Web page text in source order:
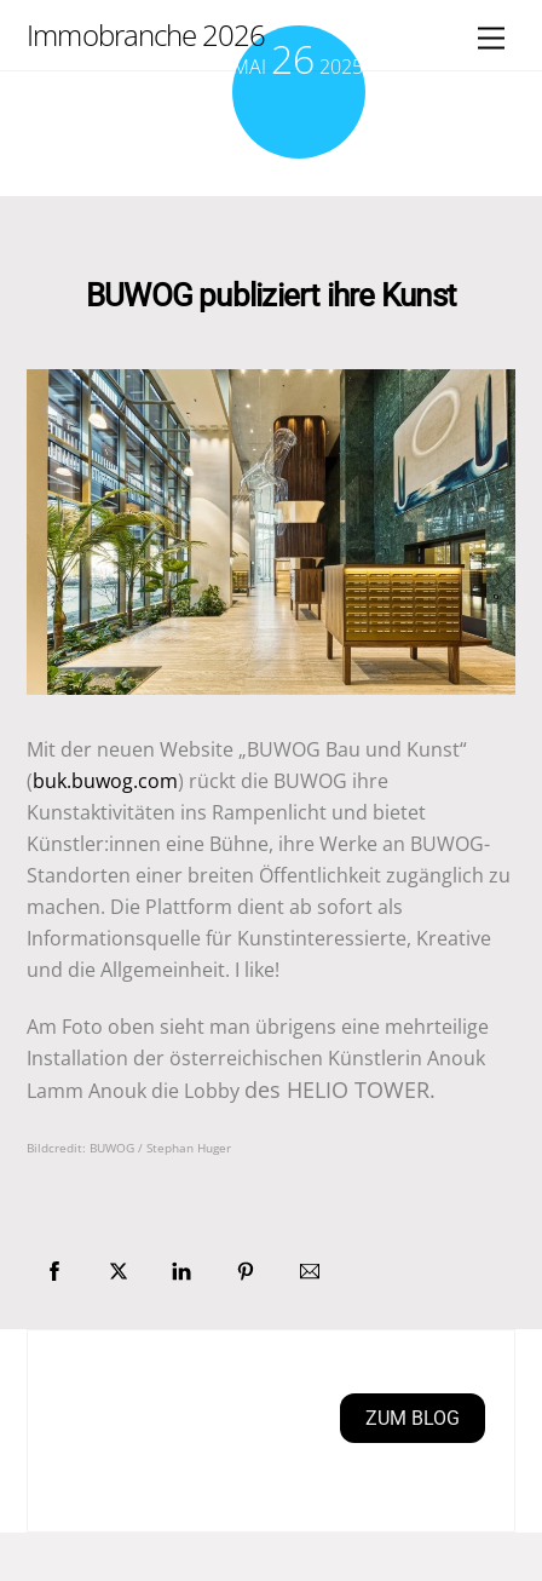
Immobranche 2026
MAI 26 2025
BUWOG publiziert ihre Kunst
Mit der neuen Website „BUWOG Bau und Kunst“
(buk.buwog.com) rückt die BUWOG ihre
Kunstaktivitäten ins Rampenlicht und bietet
Künstler:innen eine Bühne, ihre Werke an BUWOG-
Standorten einer breiten Öffentlichkeit zugänglich zu
machen. Die Plattform dient ab sofort als
Informationsquelle für Kunstinteressierte, Kreative
und die Allgemeinheit. I like!
Am Foto oben sieht man übrigens eine mehrteilige
Installation der österreichischen Künstlerin Anouk
Lamm Anouk die Lobby des HELIO TOWER.
Bildcredit: BUWOG / Stephan Huger
ZUM BLOG